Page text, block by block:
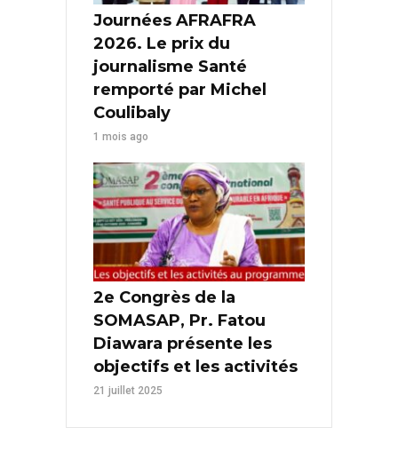
Journées AFRAFRA
2026. Le prix du
journalisme Santé
remporté par Michel
Coulibaly
1 mois ago
2e Congrès de la
SOMASAP, Pr. Fatou
Diawara présente les
objectifs et les activités
21 juillet 2025